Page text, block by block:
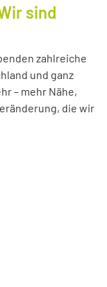
sind
zahlreiche
und ganz
– mehr Nähe,
die wir